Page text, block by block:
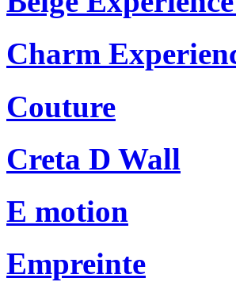
Charm
Couture
Creta D Wall
E motion
Empreinte